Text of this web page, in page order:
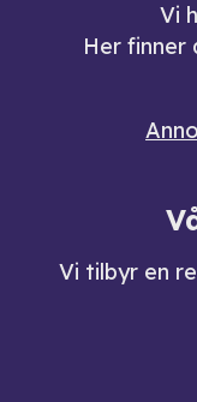
Vi
Her finner
Vi tilbyr en